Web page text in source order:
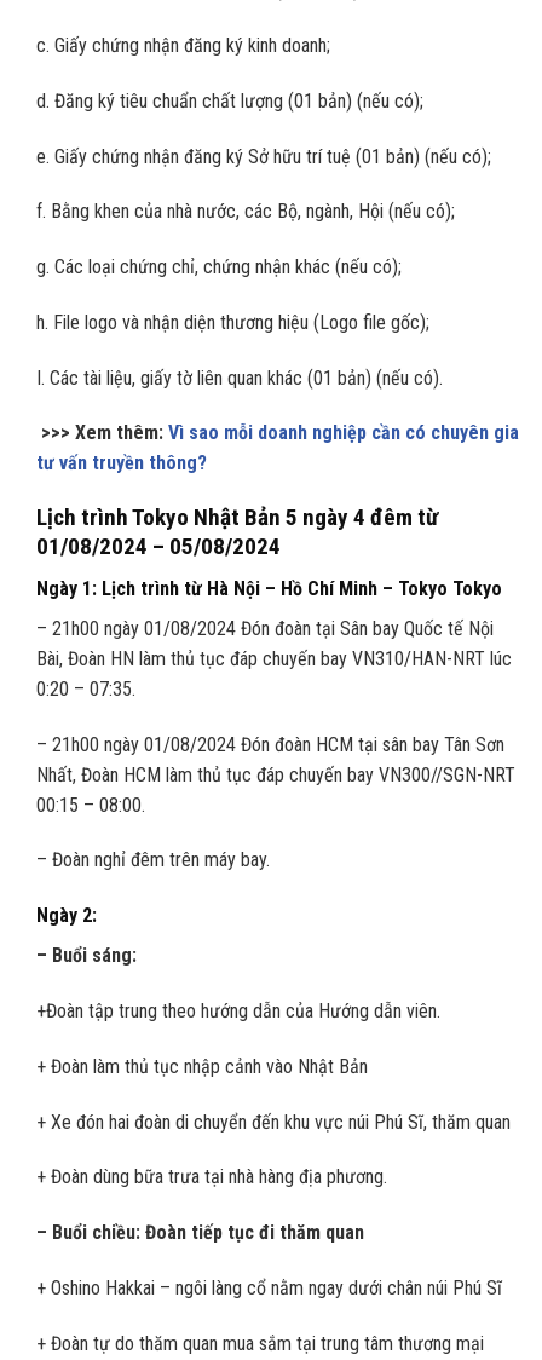
c. Giấy chứng nhận đăng ký kinh doanh;
d. Đăng ký tiêu chuẩn chất lượng (01 bản) (nếu có);
e. Giấy chứng nhận đăng ký Sở hữu trí tuệ (01 bản) (nếu có);
f. Bằng khen của nhà nước, các Bộ, ngành, Hội (nếu có);
g. Các loại chứng chỉ, chứng nhận khác (nếu có);
h. File logo và nhận diện thương hiệu (Logo file gốc);
I. Các tài liệu, giấy tờ liên quan khác (01 bản) (nếu có).
>>> Xem thêm: Vì sao mỗi doanh nghiệp cần có chuyên gia
tư vấn truyền thông?
Lịch trình Tokyo Nhật Bản 5 ngày 4 đêm từ
01/08/2024 – 05/08/2024
Ngày 1: Lịch trình từ Hà Nội – Hồ Chí Minh – Tokyo Tokyo
– 21h00 ngày 01/08/2024 Đón đoàn tại Sân bay Quốc tế Nội
Bài, Đoàn HN làm thủ tục đáp chuyến bay VN310/HAN-NRT lúc
0:20 – 07:35.
– 21h00 ngày 01/08/2024 Đón đoàn HCM tại sân bay Tân Sơn
Nhất, Đoàn HCM làm thủ tục đáp chuyến bay VN300//SGN-NRT
00:15 – 08:00.
– Đoàn nghỉ đêm trên máy bay.
Ngày 2:
– Buổi sáng:
+Đoàn tập trung theo hướng dẫn của Hướng dẫn viên.
+ Đoàn làm thủ tục nhập cảnh vào Nhật Bản
+ Xe đón hai đoàn di chuyển đến khu vực núi Phú Sĩ, thăm quan
+ Đoàn dùng bữa trưa tại nhà hàng địa phương.
– Buổi chiều: Đoàn tiếp tục đi thăm quan
+ Oshino Hakkai – ngôi làng cổ nằm ngay dưới chân núi Phú Sĩ
+ Đoàn tự do thăm quan mua sắm tại trung tâm thương mại